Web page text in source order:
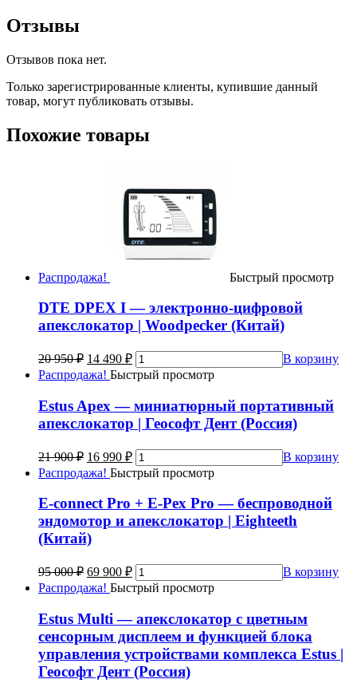
Отзывы
Отзывов пока нет.
Только зарегистрированные клиенты, купившие данный
товар, могут публиковать отзывы.
Похожие товары
Распродажа! Быстрый просмотр
DTE DPEX I — электронно-цифровой
апекслокатор | Woodpecker (Китай)
20 950₽ 14 490 ₽
В корзину
Распродажа! Быстрый просмотр
Estus Apex — миниатюрный портативный
апекслокатор | Геософт Дент (Россия)
21 900₽ 16 990 ₽
В корзину
Распродажа! Быстрый просмотр
E-connect Pro + E-Pex Pro — беспроводной
эндомотор и апекслокатор | Eighteeth
(Китай)
95 000₽ 69 900 ₽
В корзину
Распродажа! Быстрый просмотр
Estus Multi — апекслокатор с цветным
сенсорным дисплеем и функцией блока
управления устройствами комплекса Estus |
Геософт Дент (Россия)